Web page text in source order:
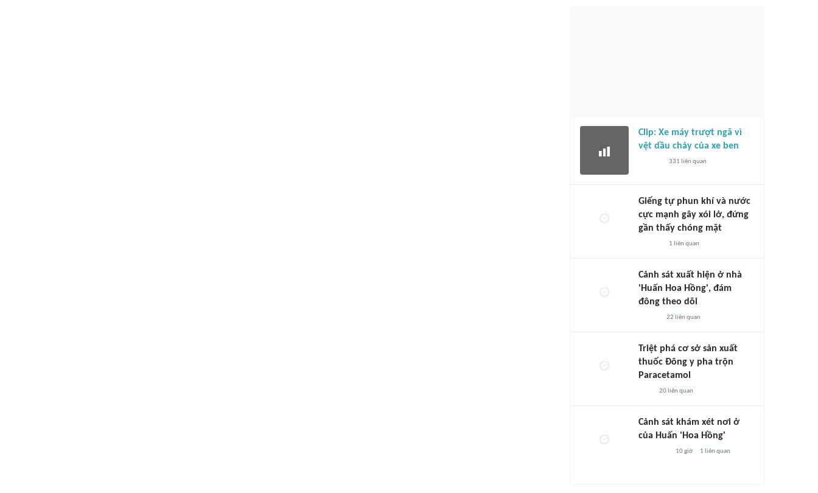
Clip: Xe máy trượt ngã vì
vệt dầu chảy của xe ben
331 liên quan
Giếng tự phun khí và nước
cực mạnh gây xói lở, đứng
gần thấy chóng mặt
1 liên quan
Cảnh sát xuất hiện ở nhà
'Huấn Hoa Hồng', đám
đông theo dõi
22 liên quan
Triệt phá cơ sở sản xuất
thuốc Đông y pha trộn
Paracetamol
20liên quan
Cảnh sát khám xét nơi ở
của Huấn 'Hoa Hồng'
10 giờ 1 liên quan